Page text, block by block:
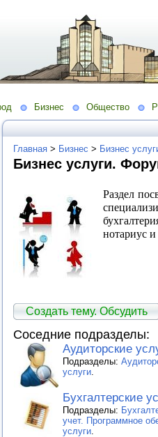
Бизнес Общество
Главная > Бизнес > Бизнес
Бизнес услуги.
Раздел
нотариус и
Создать тему. Обсудить
Соседние подразделы:
Аудиторские
Подразделы:
услуги
Бухгалтерские
Подразделы:
учет. Программное
услуги